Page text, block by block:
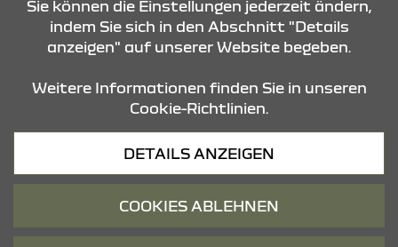
STANDORTE
Sie können die Einstellungen jederzeit ändern,
indem Sie sich in den Abschnitt "Details
anzeigen" auf unserer Website begeben.
Weitere Informationen finden Sie in unseren
Cookie-Richtlinien.
DETAILS ANZEIGEN
COOKIES ABLEHNEN